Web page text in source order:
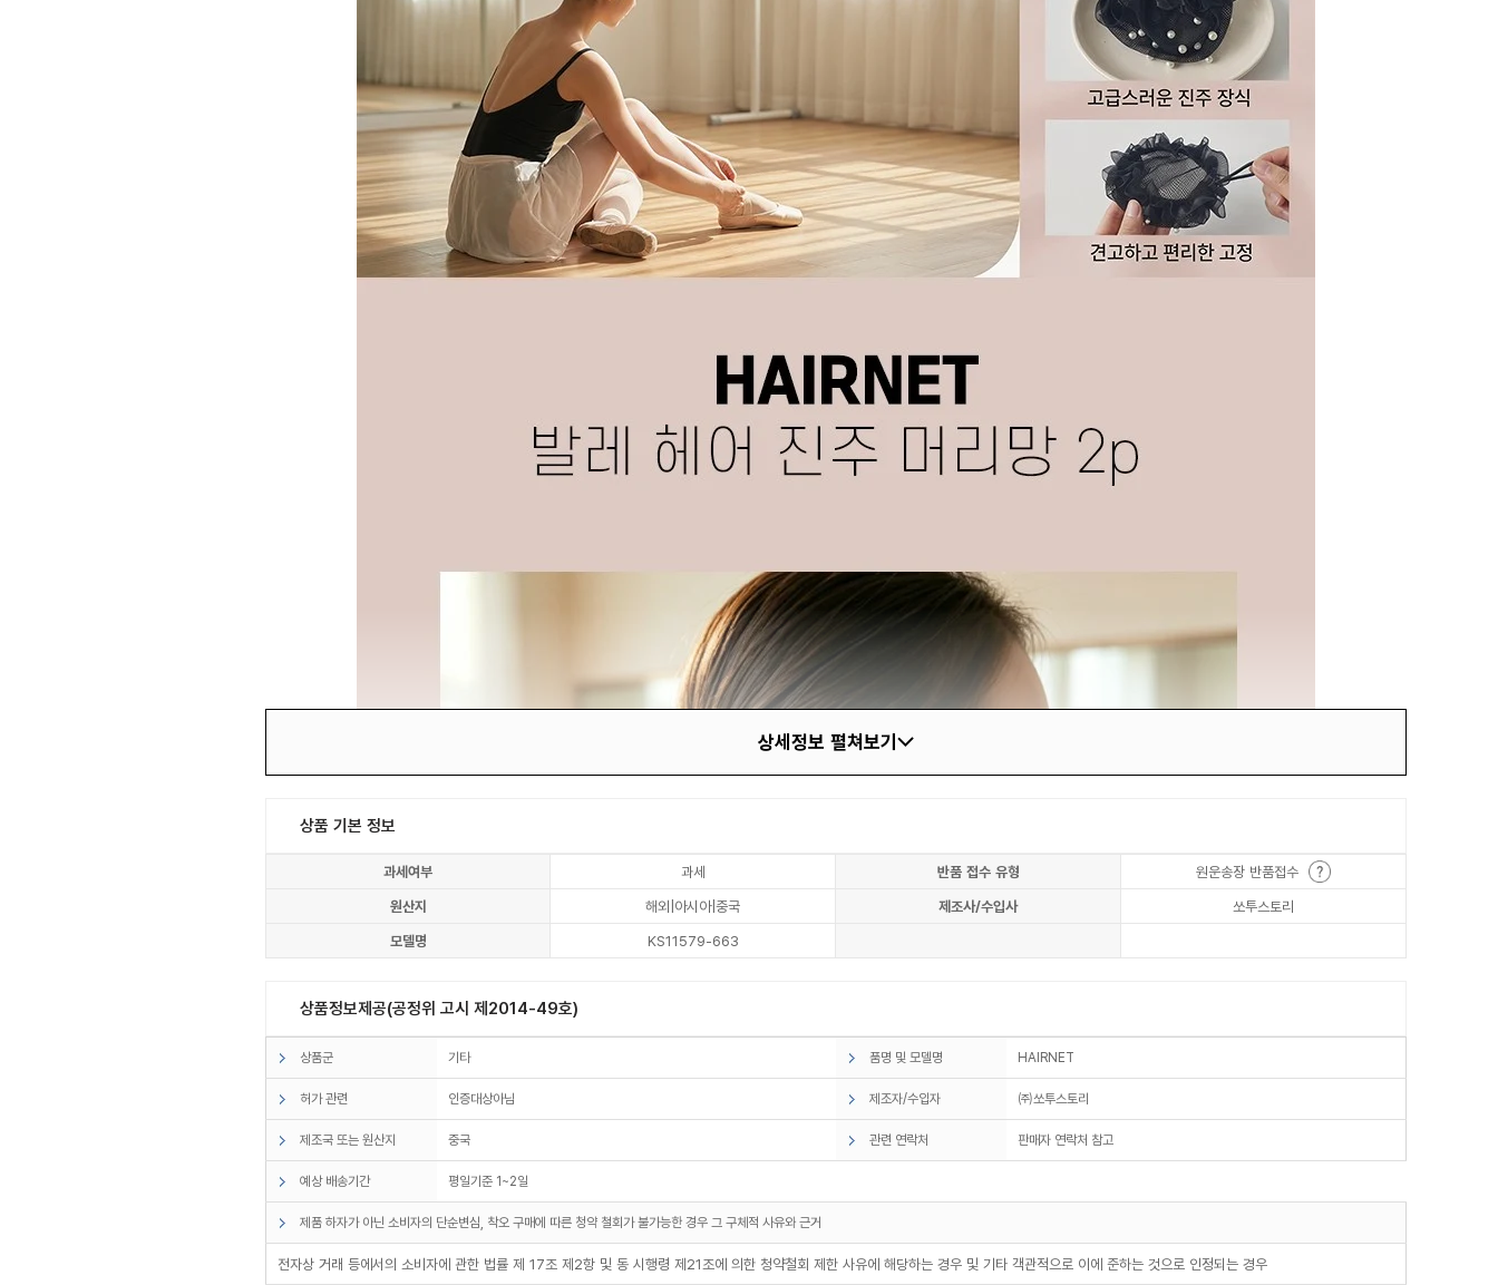
상세정보 펼쳐보기
상품 기본 정보
과세여부 과세 반품 접수 유형
원운송장 반품접수
원산지
해외|아시아|중국 제조사/수입사
쏘투스토리
모델명
KS11579-663
상품정보제공(공정위 고시 제2014-49호)
상품군 기타 품명 및 모델명 HAIRNET
허가 관련 인증대상아님 제조자/수입자 ㈜쏘투스토리
제조국 또는 원산지 중국 관련 연락처 판매자 연락처 참고
예상 배송기간 평일기준 1~2일
제품 하자가 아닌 소비자의 단순변심, 착오 구매에 따른 청약 철회가 불가능한 경우 그 구체적 사유와 근거
전자상 거래 등에서의 소비자에 관한 법률 제 17조 제2항 및 동 시행령 제21조에 의한 청약철회 제한 사유에 해당하는 경우 및 기타 객관적으로 이에 준하는 것으로 인정되는 경우